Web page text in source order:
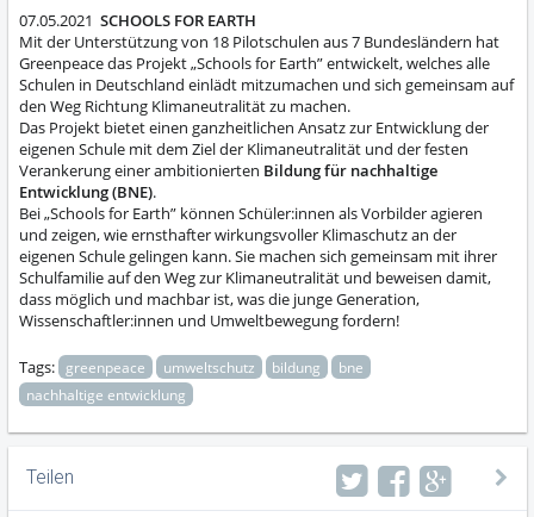
07.05.2021SCHOOLS FOR EARTH
Mit der Unterstützung von 18 Pilotschulen aus 7 Bundesländern hat
Greenpeace das Projekt „Schools for Earth” entwickelt, welches alle
Schulen in Deutschland einlädt mitzumachen und sich gemeinsam auf
den Weg Richtung Klimaneutralität zu machen.
Das Projekt bietet einen ganzheitlichen Ansatz zur Entwicklung der
eigenen Schule mit dem Ziel der Klimaneutralität und der festen
Verankerung einer ambitionierten Bildung für nachhaltige
Entwicklung (BNE).
Bei „Schools for Earth” können Schüler:innen als Vorbilder agieren
und zeigen, wie ernsthafter wirkungsvoller Klimaschutz an der
eigenen Schule gelingen kann. Sie machen sich gemeinsam mit ihrer
Schulfamilie auf den Weg zur Klimaneutralität und beweisen damit,
dass möglich und machbar ist, was die junge Generation,
Wissenschaftler:innen und Umweltbewegung fordern!
Tags: greenpeace umweltschutz bildung
bne
nachhaltige entwicklung
Teilen